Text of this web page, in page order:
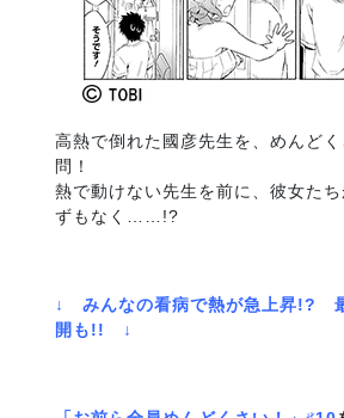
高熱で倒れた國彦先生を、めんど
問！
熱で動けない先生を前に、彼女た
ずもなく……!?
↓ みんなの看病で熱が急上昇!?
開も!! ↓